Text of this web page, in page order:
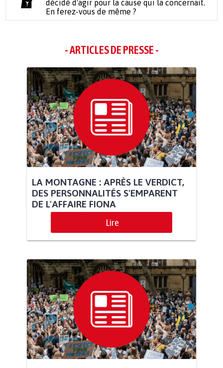
décidé d'agir pour la cause qui la concernait.
En ferez-vous de même ?
- ARTICLES DE PRESSE -
LA MONTAGNE : APRÈS LE VERDICT,
DES PERSONNALITÉS S'EMPARENT
DE L'AFFAIRE FIONA
Lire